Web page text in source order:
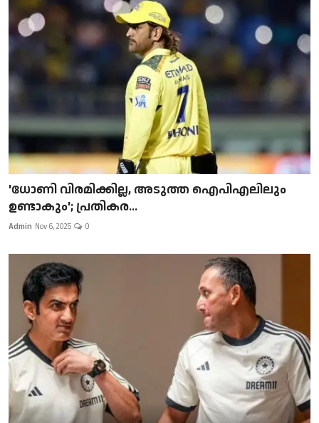
'ധോണി വിരമിക്കില്ല, അടുത്ത ഐപിഎലിലും
ഉണ്ടാകും'; പ്രതികര...
Admin Nov 6, 2025 0